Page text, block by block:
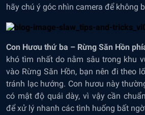
hãy chú ý góc nhìn camera để không
Con Hươu thứ ba – Rừng Săn Hồn
khó tìm nhất do nằm sâu trong khu
vào Rừng Săn Hồn, bạn nên đi theo
tránh lạc hướng. Con hươu này
có mật độ quái dày, vì vậy cần
để xử lý nhanh các tình huống bất